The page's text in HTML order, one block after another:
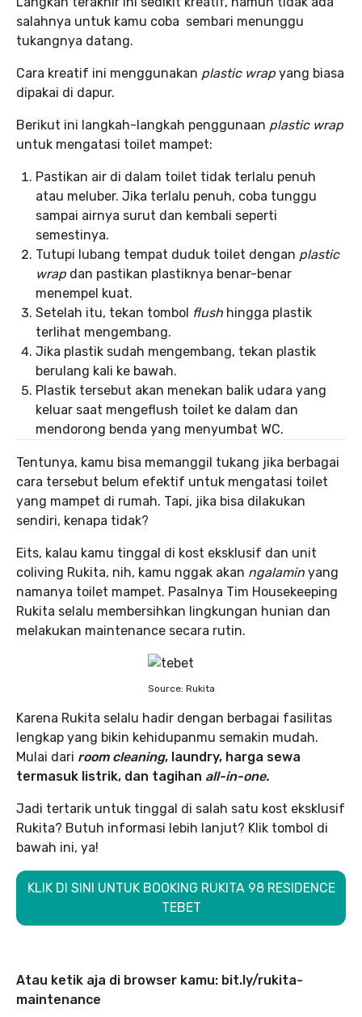
salahnya untuk kamu coba sembari menunggu
tukangnya datang.
Cara kreatif ini menggunakan plastic wrap yang biasa
dipakai di dapur.
Berikut ini langkah-langkah penggunaan plastic wrap
untuk mengatasi toilet mampet:
Pastikan air di dalam toilet tidak terlalu penuh
atau meluber. Jika terlalu penuh, coba tunggu
sampai airnya surut dan kembali seperti
semestinya.
Tutupi lubang tempat duduk toilet dengan plastic
wrap dan pastikan plastiknya benar-benar
menempel kuat.
Setelah itu, tekan tombol flush hingga plastik
terlihat mengembang.
Jika plastik sudah mengembang, tekan plastik
berulang kali ke bawah.
Plastik tersebut akan menekan balik udara yang
keluar saat mengeflush toilet ke dalam dan
mendorong benda yang menyumbat WC.
Tentunya, kamu bisa memanggil tukang jika berbagai
cara tersebut belum efektif untuk mengatasi toilet
yang mampet di rumah. Tapi, jika bisa dilakukan
sendiri, kenapa tidak?
Eits, kalau kamu tinggal di kost eksklusif dan unit
coliving Rukita, nih, kamu nggak akan ngalamin yang
namanya toilet mampet. Pasalnya Tim Housekeeping
Rukita selalu membersihkan lingkungan hunian dan
melakukan maintenance secara rutin.
Source: Rukita
Karena Rukita selalu hadir dengan berbagai fasilitas
lengkap yang bikin kehidupanmu semakin mudah.
Mulai dari room cleaning, laundry, harga sewa
termasuk listrik, dan tagihan all-in-one.
Jadi tertarik untuk tinggal di salah satu kost eksklusif
Rukita? Butuh informasi lebih lanjut? Klik tombol di
bawah ini, ya!
KLIK DI SINI UNTUK BOOKING RUKITA 98 RESIDENCE
TEBET
Atau ketik aja di browser kamu: bit.ly/rukita-
maintenance